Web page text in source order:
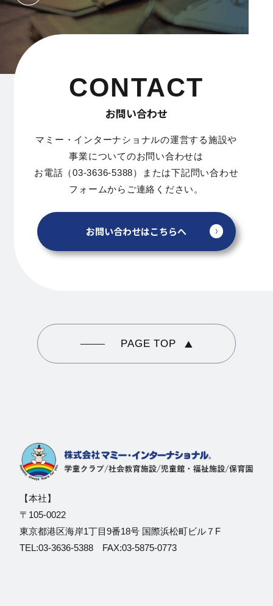
CONTACT
お問い合わせ
マミー・インターナショナルの運営する施設や
事業についてのお問い合わせは
お電話（03-3636-5388）または下記問い合わせ
フォームからご連絡ください。
お問い合わせはこちらへ
PAGE TOP
【本社】
〒105-0022
東京都港区海岸1丁目9番18号 国際浜松町ビル７F
TEL:03-3636-5388 FAX:03-5875-0773